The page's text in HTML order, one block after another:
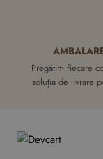
Pregătim fiecare
soluția de livrare